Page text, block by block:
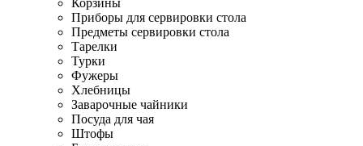
Корзины
Приборы для сервировки стола
Предметы сервировки стола
Тарелки
Турки
Фужеры
Хлебницы
Заварочные чайники
Посуда для чая
Штофы